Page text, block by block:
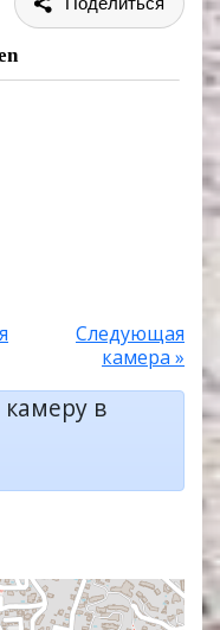
Следующая
камера »
в